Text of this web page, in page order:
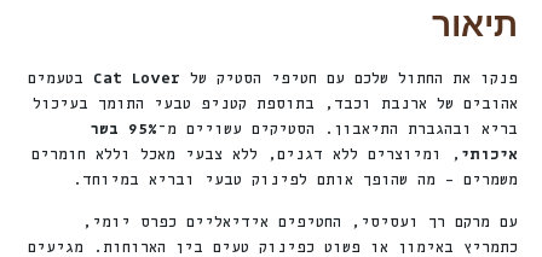
תיאור
פנקו את החתול שלכם עם חטיפי הסטיק של Cat Lover בטעמים
אהובים של ארנבת וכבד, בתוספת קטניפ טבעי התומך בעיכול
בריא ובהגברת התיאבון. הסטיקים עשויים מ־
95% בשר
איכותי , ומיוצרים ללא דגנים, ללא צבעי מאכל וללא חומרים
משמרים – מה שהופך אותם לפינוק טבעי ובריא במיוחד.
עם מרקם רך ועסיסי, החטיפים אידיאליים כפרס יומי,
כתמריץ באימון או פשוט כפינוק טעים בין הארוחות. מגיעים